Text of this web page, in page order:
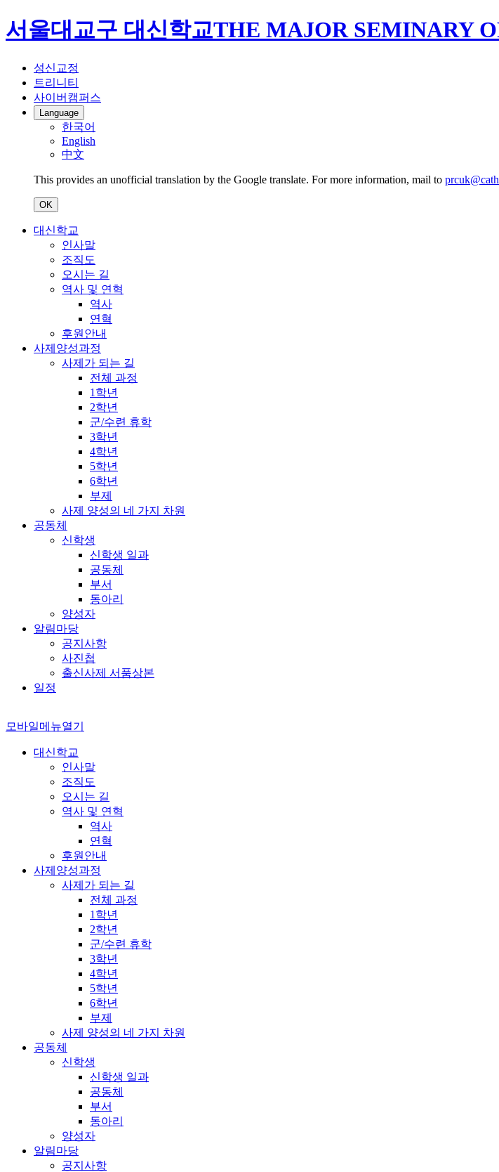
서울대교구 대신학교THE MAJOR SEMINARY
성신교정
트리니티
사이버캠퍼스
Language
한국어
English
中文
This provides an unofficial translation by the Google translate. For more information, mail to
OK
대신학교
인사말
조직도
오시는 길
역사 및 연혁
역사
연혁
후원안내
사제양성과정
사제가 되는 길
전체 과정
1학년
2학년
군/수련 휴학
3학년
4학년
5학년
6학년
부제
사제 양성의 네 가지 차원
공동체
신학생
신학생 일과
공동체
부서
동아리
양성자
알림마당
공지사항
사진첩
출신사제 서품상본
일정
모바일메뉴열기
대신학교
인사말
조직도
오시는 길
역사 및 연혁
역사
연혁
후원안내
사제양성과정
사제가 되는 길
전체 과정
1학년
2학년
군/수련 휴학
3학년
4학년
5학년
6학년
부제
사제 양성의 네 가지 차원
공동체
신학생
신학생 일과
공동체
부서
동아리
양성자
알림마당
공지사항